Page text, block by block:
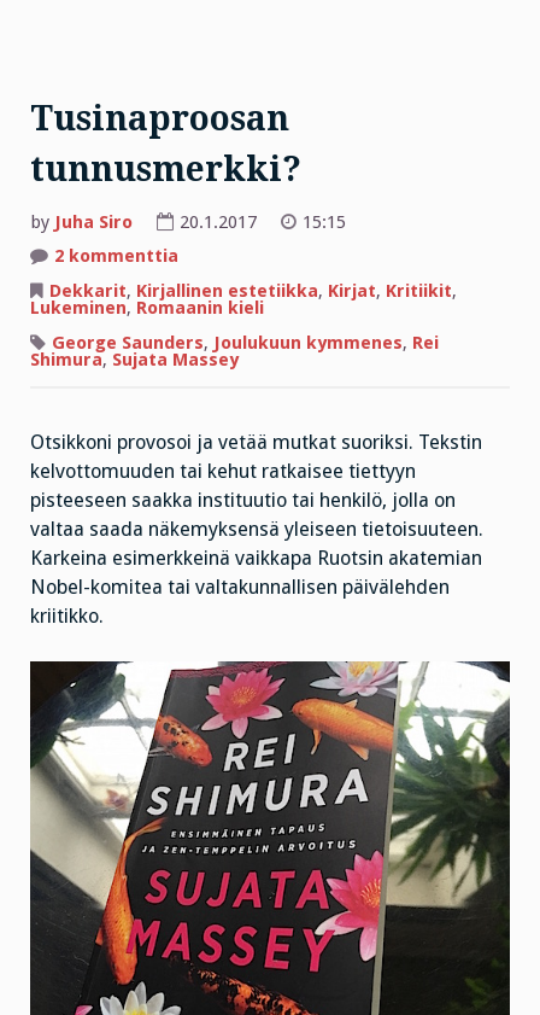
Tusinaproosan
tunnusmerkki?
by Juha Siro 20.1.2017
15:15
2 kommenttia
tunnusmerkki?
Dekkarit, Kirjallinen estetiikka, Kirjat, Kritiikit,
Lukeminen, Romaanin kieli
George Saunders, Joulukuun kymmenes, Rei
Shimura, Sujata Massey
Otsikkoni provosoi ja vetää mutkat suoriksi. Tekstin
kelvottomuuden tai kehut ratkaisee tiettyyn
pisteeseen saakka instituutio tai henkilö, jolla on
valtaa saada näkemyksensä yleiseen tietoisuuteen.
Karkeina esimerkkeinä vaikkapa Ruotsin akatemian
Nobel-komitea tai valtakunnallisen päivälehden
kriitikko.